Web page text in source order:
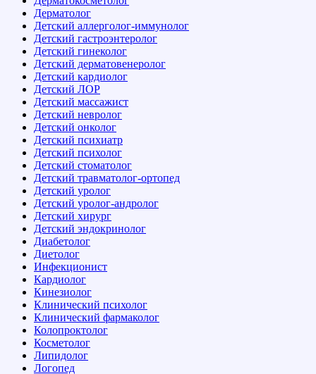
Дерматолог
Детский аллерголог-иммунолог
Детский гастроэнтеролог
Детский гинеколог
Детский дерматовенеролог
Детский кардиолог
Детский ЛОР
Детский массажист
Детский невролог
Детский онколог
Детский психиатр
Детский психолог
Детский стоматолог
Детский травматолог-ортопед
Детский уролог
Детский уролог-андролог
Детский хирург
Детский эндокринолог
Диабетолог
Диетолог
Инфекционист
Кардиолог
Кинезиолог
Клинический психолог
Клинический фармаколог
Колопроктолог
Косметолог
Липидолог
Логопед